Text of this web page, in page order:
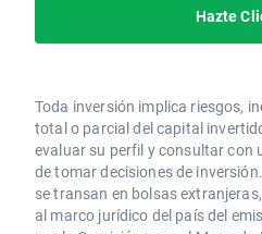
Hazte
Toda inversión implica riesgos,
total o parcial del capital
evaluar su perfil y consultar con
de tomar decisiones de
se transan en bolsas
al marco jurídico del país del